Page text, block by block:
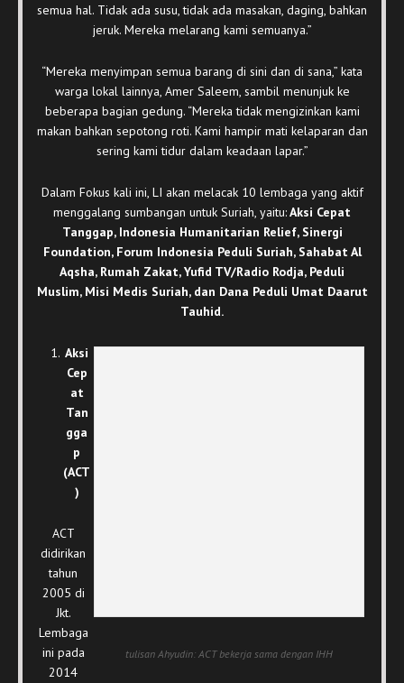
semua hal. Tidak ada susu, tidak ada masakan, daging, bahkan
jeruk. Mereka melarang kami semuanya.”
“Mereka menyimpan semua barang di sini dan di sana,” kata
warga lokal lainnya, Amer Saleem, sambil menunjuk ke
beberapa bagian gedung. “Mereka tidak mengizinkan kami
makan bahkan sepotong roti. Kami hampir mati kelaparan dan
sering kami tidur dalam keadaan lapar.”
Dalam Fokus kali ini, LI akan melacak 10 lembaga yang aktif
menggalang sumbangan untuk Suriah, yaitu:Aksi Cepat
Tanggap, Indonesia Humanitarian Relief, Sinergi
Foundation, Forum Indonesia Peduli Suriah, Sahabat Al
Aqsha, Rumah Zakat, Yufid TV/Radio Rodja, Peduli
Muslim, Misi Medis Suriah, dan Dana Peduli Umat Daarut
Tauhid.
tulisan Ahyudin: ACT bekerja sama dengan IHH
Aksi
Cep
at
Tan
gga
p
(ACT
)
ACT
didirikan
tahun
2005 di
Jkt.
Lembaga
ini pada
2014